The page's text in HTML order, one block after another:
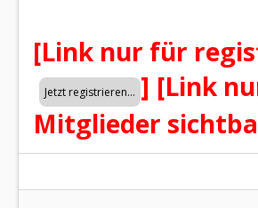
[Link nur für
] [Link
Mitglieder